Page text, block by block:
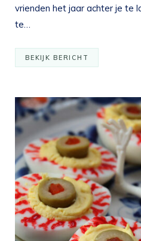
vrienden het jaar achter je te
te…
BEKIJK BERICHT